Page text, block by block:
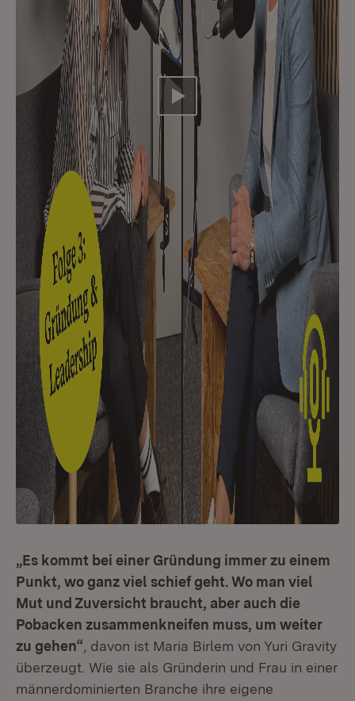
Video abspielen
„Es kommt bei einer Gründung immer zu einem
Punkt, wo ganz viel schief geht. Wo man viel
Mut und Zuversicht braucht, aber auch die
Pobacken zusammenkneifen muss, um weiter
zu gehen“ , davon ist Maria Birlem von Yuri Gravity
überzeugt. Wie sie als Gründerin und Frau in einer
männerdominierten Branche ihre eigene